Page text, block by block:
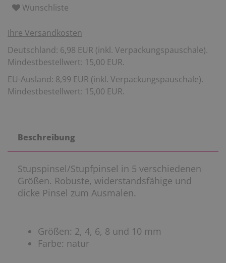
Wunschliste
Ihre Versandkosten
Deutschland: 6,98 EUR (inkl. Verpackungspauschale).
Mindestbestellwert: 15,00 EUR.
EU-Ausland: 8,99 EUR (inkl. Verpackungspauschale).
Mindestbestellwert: 15,00 EUR.
Beschreibung
Stupspinsel/Stupfpinsel in 5 verschiedenen
Größen. Robuste, widerstandsfähige und
dicke Pinsel zum Ausmalen.
Größen: 2, 4, 6, 8 und 10 mm
Farbe: natur